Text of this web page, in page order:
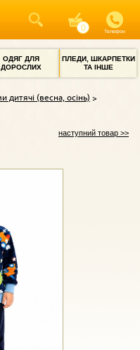
Телефон
ОДЯГ ДЛЯ
ДОРОСЛИХ
ПЛЕДИ, ШКАРПЕТКИ
ТА ІНШЕ
дитячі (весна, осінь)
наступний товар >>